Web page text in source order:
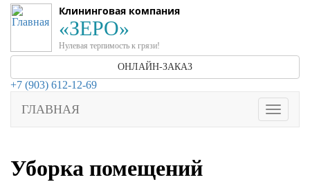
Клининговая компания
«ЗЕРО»
Нулевая терпимость к грязи!
ОНЛАЙН-ЗАКАЗ
+7 (903) 612-12-69
Toggle
ГЛАВНАЯ
Уборка помещений